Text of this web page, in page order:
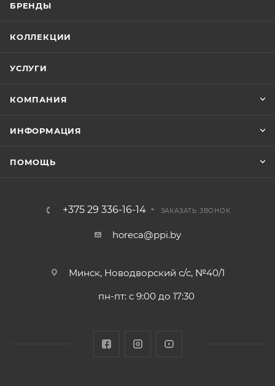
БРЕНДЫ
КОЛЛЕКЦИИ
УСЛУГИ
КОМПАНИЯ
ИНФОРМАЦИЯ
ПОМОЩЬ
+375 29 336-16-14 ЗАКАЗАТЬ ЗВОНОК
horeca@ppi.by
Минск, Новодворский с/с, №40/1
пн-пт: с 9:00 до 17:30